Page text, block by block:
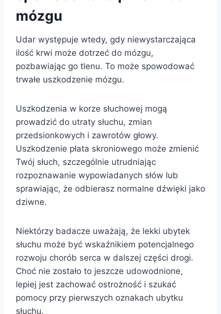
mózgu
Udar występuje wtedy, gdy niewystarczająca
ilość krwi może dotrzeć do mózgu,
pozbawiając go tlenu. To może spowodować
trwałe uszkodzenie mózgu.
Uszkodzenia w korze słuchowej mogą
prowadzić do utraty słuchu, zmian
przedsionkowych i zawrotów głowy.
Uszkodzenie płata skroniowego może zmienić
Twój słuch, szczególnie utrudniając
rozpoznawanie wypowiadanych słów lub
sprawiając, że odbierasz normalne dźwięki jako
dziwne.
Niektórzy badacze uważają, że lekki ubytek
słuchu może być wskaźnikiem potencjalnego
rozwoju chorób serca w dalszej części drogi.
Choć nie zostało to jeszcze udowodnione,
lepiej jest zachować ostrożność i szukać
pomocy przy pierwszych oznakach ubytku
słuchu.